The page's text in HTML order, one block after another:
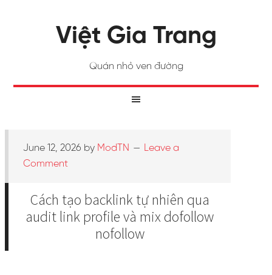
Việt Gia Trang
Quán nhỏ ven đường
June 12, 2026 by ModTN
Leave a
Comment
Cách tạo backlink tự nhiên qua
audit link profile và mix dofollow
nofollow